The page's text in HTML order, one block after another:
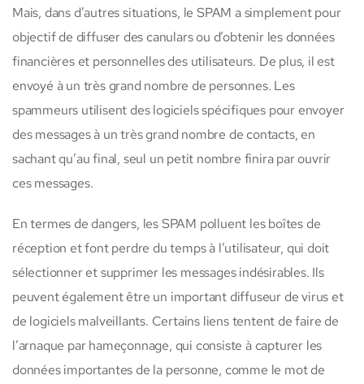
Mais, dans d’autres situations, le SPAM a simplement pour
objectif de diffuser des canulars ou d’obtenir les données
financières et personnelles des utilisateurs. De plus, il est
envoyé à un très grand nombre de personnes. Les
spammeurs utilisent des logiciels spécifiques pour envoyer
des messages à un très grand nombre de contacts, en
sachant qu’au final, seul un petit nombre finira par ouvrir
ces messages.
En termes de dangers, les SPAM polluent les boîtes de
réception et font perdre du temps à l’utilisateur, qui doit
sélectionner et supprimer les messages indésirables. Ils
peuvent également être un important diffuseur de virus et
de logiciels malveillants. Certains liens tentent de faire de
l’arnaque par hameçonnage, qui consiste à capturer les
données importantes de la personne, comme le mot de